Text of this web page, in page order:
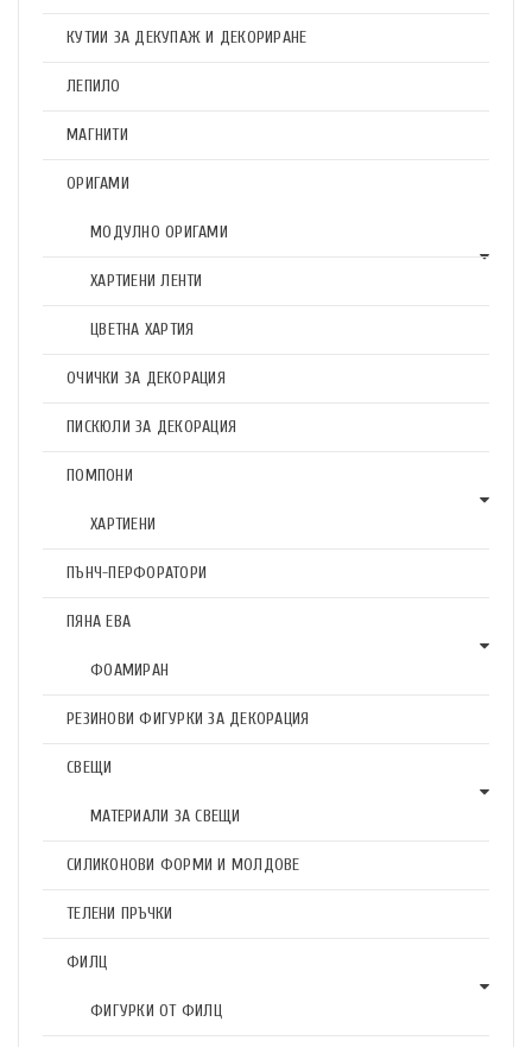
КУТИИ ЗА ДЕКУПАЖ И ДЕКОРИРАНЕ
ЛЕПИЛО
МАГНИТИ
ОРИГАМИ
МОДУЛНО ОРИГАМИ
ХАРТИЕНИ ЛЕНТИ
ЦВЕТНА ХАРТИЯ
ОЧИЧКИ ЗА ДЕКОРАЦИЯ
ПИСКЮЛИ ЗА ДЕКОРАЦИЯ
ПОМПОНИ
ХАРТИЕНИ
ПЪНЧ-ПЕРФОРАТОРИ
ПЯНА ЕВА
ФОАМИРАН
РЕЗИНОВИ ФИГУРКИ ЗА ДЕКОРАЦИЯ
СВЕЩИ
МАТЕРИАЛИ ЗА СВЕЩИ
СИЛИКОНОВИ ФОРМИ И МОЛДОВЕ
ТЕЛЕНИ ПРЪЧКИ
ФИЛЦ
ФИГУРКИ ОТ ФИЛЦ